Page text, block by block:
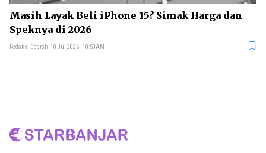
Masih Layak Beli iPhone 15? Simak Harga dan
Speknya di 2026
Redaksi Daerah 10 Jul 2026 - 10:50AM